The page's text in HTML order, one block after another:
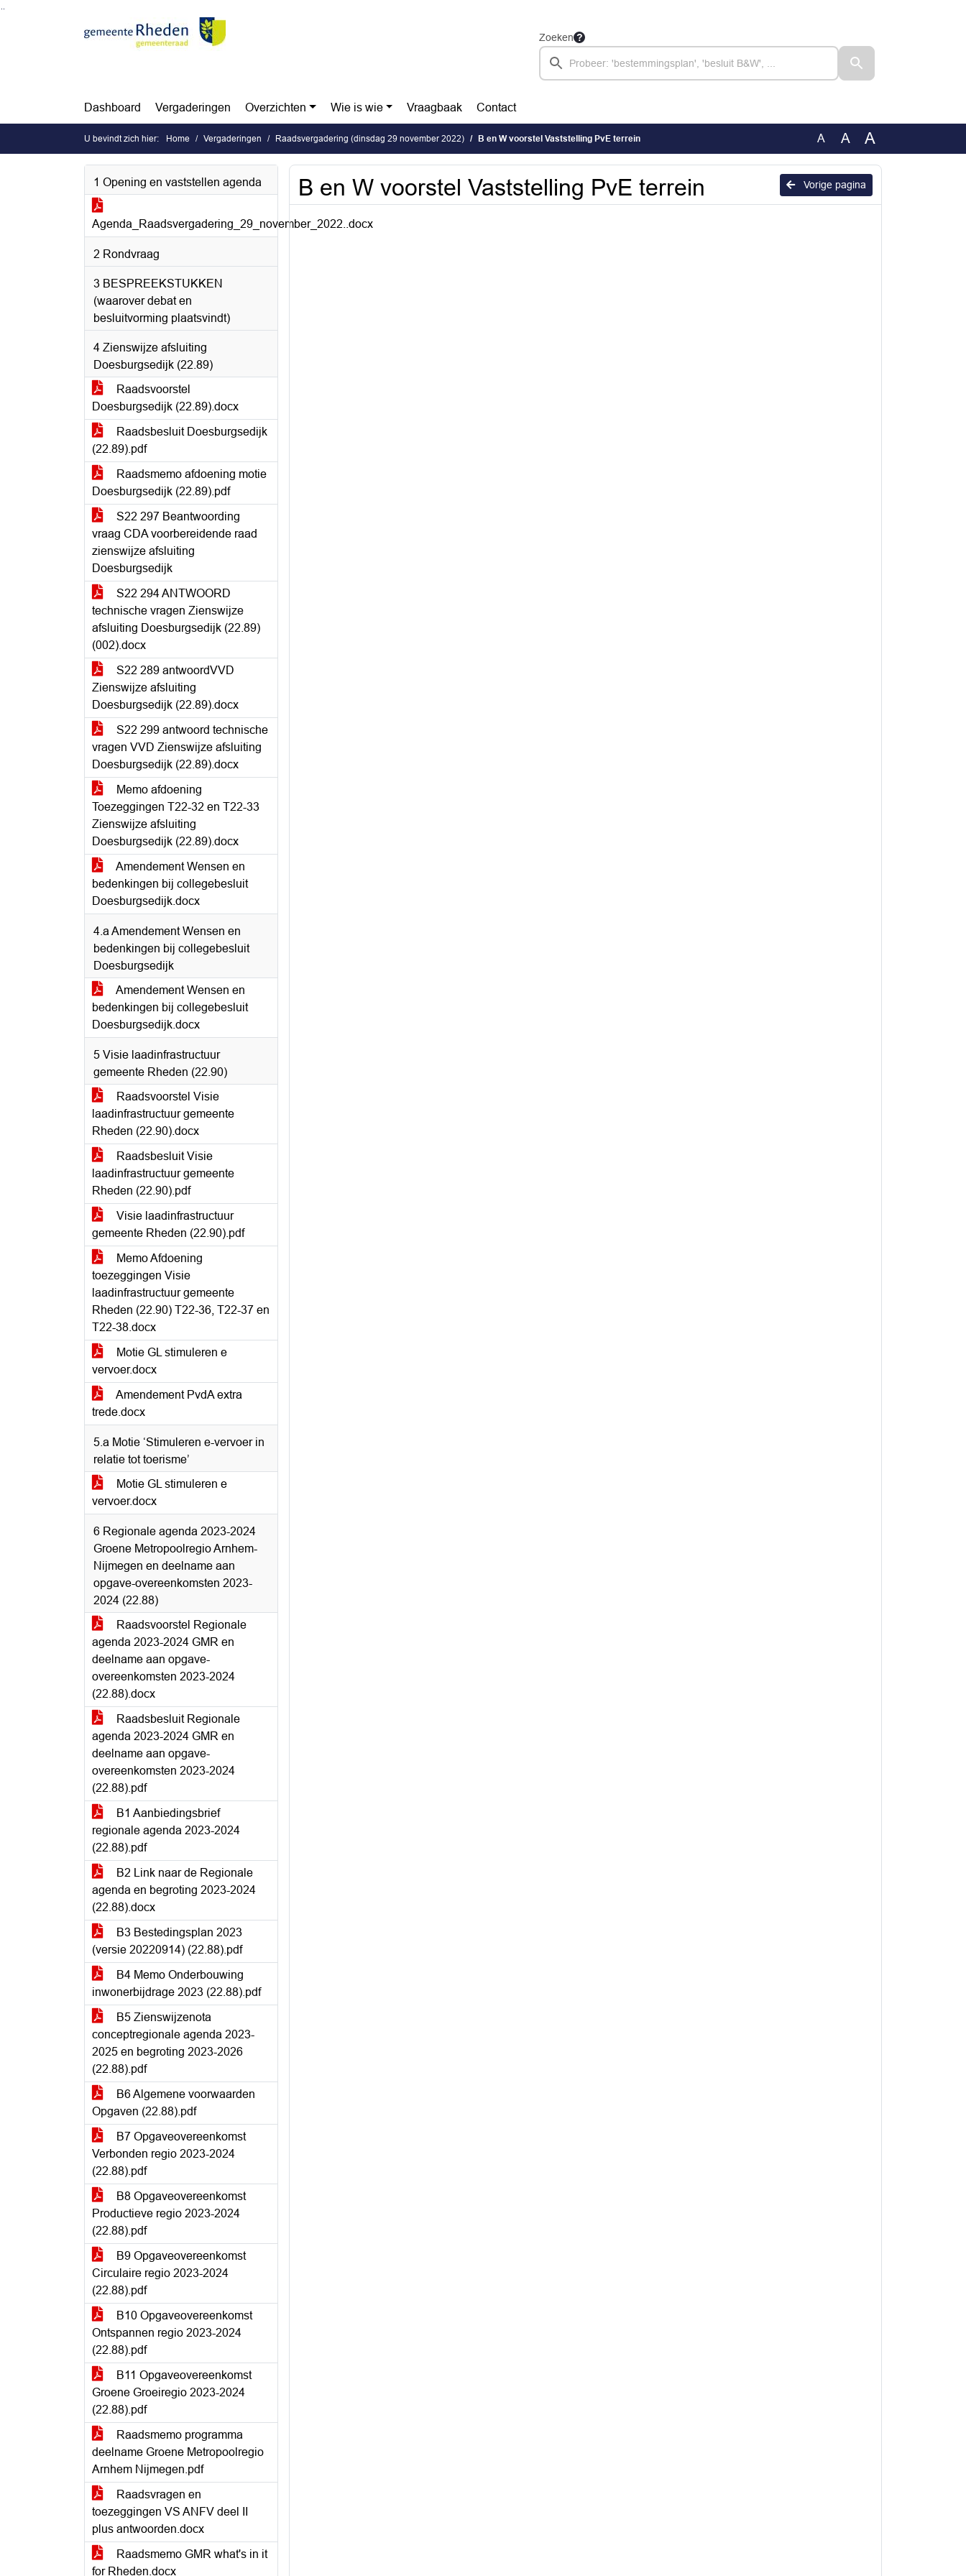
Zoeken
Dashboard Vergaderingen Overzichten Wie is wie Vraagbaak Contact
U bevindt zich hier: Home Vergaderingen Raadsvergadering (dinsdag 29 november 2022) B en W voorstel Vaststelling PvE terrein A A A
1 Opening en vaststellen agenda
Agenda_Raadsvergadering_29_november_2022..docx
2 Rondvraag
3 BESPREEKSTUKKEN
(waarover debat en
besluitvorming plaatsvindt)
4 Zienswijze afsluiting
Doesburgsedijk (22.89)
Raadsvoorstel
Doesburgsedijk (22.89).docx
Raadsbesluit Doesburgsedijk
(22.89).pdf
Raadsmemo afdoening motie
Doesburgsedijk (22.89).pdf
S22 297 Beantwoording
vraag CDA voorbereidende raad
zienswijze afsluiting
Doesburgsedijk
S22 294 ANTWOORD
technische vragen Zienswijze
afsluiting Doesburgsedijk (22.89)
(002).docx
S22 289 antwoordVVD
Zienswijze afsluiting
Doesburgsedijk (22.89).docx
S22 299 antwoord technische
vragen VVD Zienswijze afsluiting
Doesburgsedijk (22.89).docx
Memo afdoening
Toezeggingen T22-32 en T22-33
Zienswijze afsluiting
Doesburgsedijk (22.89).docx
Amendement Wensen en
bedenkingen bij collegebesluit
Doesburgsedijk.docx
4.a Amendement Wensen en
bedenkingen bij collegebesluit
Doesburgsedijk
Amendement Wensen en
bedenkingen bij collegebesluit
Doesburgsedijk.docx
5 Visie laadinfrastructuur
gemeente Rheden (22.90)
Raadsvoorstel Visie
laadinfrastructuur gemeente
Rheden (22.90).docx
Raadsbesluit Visie
laadinfrastructuur gemeente
Rheden (22.90).pdf
Visie laadinfrastructuur
gemeente Rheden (22.90).pdf
Memo Afdoening
toezeggingen Visie
laadinfrastructuur gemeente
Rheden (22.90) T22-36, T22-37 en
T22-38.docx
Motie GL stimuleren e
vervoer.docx
Amendement PvdA extra
trede.docx
5.a Motie ‘Stimuleren e-vervoer in
relatie tot toerisme’
Motie GL stimuleren e
vervoer.docx
6 Regionale agenda 2023-2024
Groene Metropoolregio Arnhem-
Nijmegen en deelname aan
opgave-overeenkomsten 2023-
2024 (22.88)
Raadsvoorstel Regionale
agenda 2023-2024 GMR en
deelname aan opgave-
overeenkomsten 2023-2024
(22.88).docx
Raadsbesluit Regionale
agenda 2023-2024 GMR en
deelname aan opgave-
overeenkomsten 2023-2024
(22.88).pdf
B1 Aanbiedingsbrief
regionale agenda 2023-2024
(22.88).pdf
B2 Link naar de Regionale
agenda en begroting 2023-2024
(22.88).docx
B3 Bestedingsplan 2023
(versie 20220914) (22.88).pdf
B4 Memo Onderbouwing
inwonerbijdrage 2023 (22.88).pdf
B5 Zienswijzenota
conceptregionale agenda 2023-
2025 en begroting 2023-2026
(22.88).pdf
B6 Algemene voorwaarden
Opgaven (22.88).pdf
B7 Opgaveovereenkomst
Verbonden regio 2023-2024
(22.88).pdf
B8 Opgaveovereenkomst
Productieve regio 2023-2024
(22.88).pdf
B9 Opgaveovereenkomst
Circulaire regio 2023-2024
(22.88).pdf
B10 Opgaveovereenkomst
Ontspannen regio 2023-2024
(22.88).pdf
B11 Opgaveovereenkomst
Groene Groeiregio 2023-2024
(22.88).pdf
Raadsmemo programma
deelname Groene Metropoolregio
Arnhem Nijmegen.pdf
Raadsvragen en
toezeggingen VS ANFV deel II
plus antwoorden.docx
Raadsmemo GMR what's in it
for Rheden.docx
Vorige pagina
B en W voorstel Vaststelling PvE terrein